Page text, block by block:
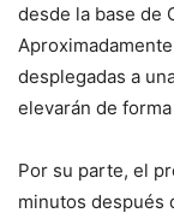
desde la base de
desplegadas a
elevarán de
Por su parte, el
minutos después